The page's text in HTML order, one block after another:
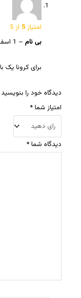
امتیاز5 از 5
بی نام – 1 اسفند 1401
برای کرونا
دیدگاه خود را بنویسید
امتیاز شما*
دیدگاه شما*